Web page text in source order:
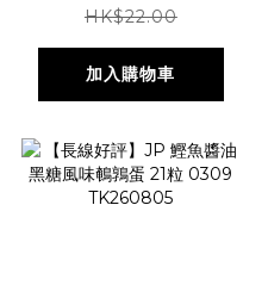
80g 5595
TK260805
HK$22.00
加入購物車